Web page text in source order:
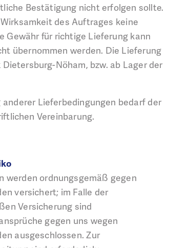
Bestätigung nicht erfolgen sollte.
des Auftrages keine
Gewähr für richtige Lieferung kann
übernommen werden. Die Lieferung
Nöham, bzw. ab Lager der
anderer Lieferbedingungen bedarf der
Vereinbarung.
werden ordnungsgemäß gegen
versichert; im Falle der
Versicherung sind
gegen uns wegen
ausgeschlossen. Zur